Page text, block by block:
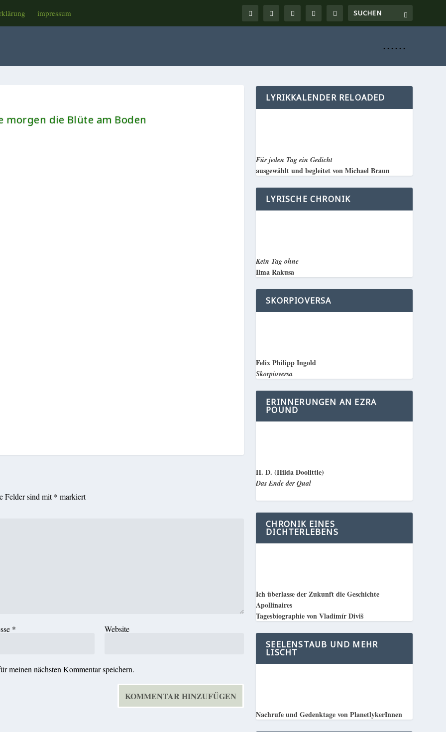
impressum
. . . . . .
morgen die Blüte am Boden
Felder sind mit* markiert
* Website
meinen nächsten Kommentar speichern.
LYRIKKALENDER RELOADED
Für jeden Tag ein Gedicht
ausgewählt und begleitet von Michael Braun
LYRISCHE CHRONIK
Kein Tag ohne
Ilma Rakusa
SKORPIOVERSA
Felix Philipp Ingold
Skorpioversa
ERINNERUNGEN AN EZRA
POUND
H. D. (Hilda Doolittle)
Das Ende der Qual
CHRONIK EINES
DICHTERLEBENS
Ich überlasse der Zukunft die Geschichte
Apollinaires
Tagesbiographie von Vladimír Diviš
SEELENSTAUB UND MEHR
LISCHT
Nachrufe und Gedenktage von PlanetlykerInnen